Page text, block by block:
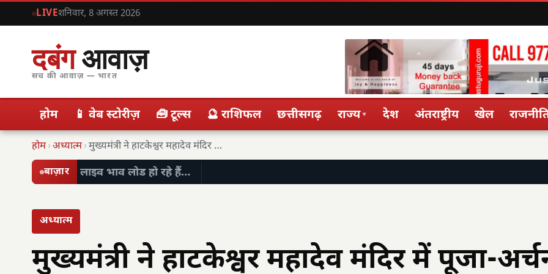
LIVEशनिवार, 8 अगस्त 2026
दबंगआवाज़
सच की आवाज़ — भारत
होम 📱 वेब स्टोरीज़ 🧰 टूल्स 🔮 राशिफल छत्तीसगढ़ राज्य▾ देश अंतराष्ट्रीय खेल
होम›अध्यात्म› मुख्यमंत्री ने हाटकेश्वर महादेव मंदिर में पूजा-अर्चना कर…
बाज़ार लाइव भाव लोड हो रहे हैं…
अध्यात्म
मुख्यमंत्री ने हाटकेश्वर महादेव मंदिर में पूजा-